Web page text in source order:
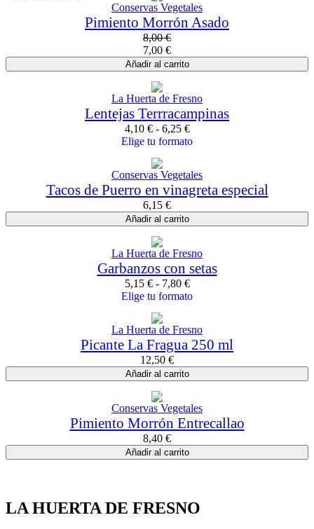
Conservas Vegetales
Pimiento Morrón Asado
8,00€
7,00 €
Añadir al carrito
La Huerta de Fresno
Lentejas Terrracampinas
4,10 €- 6,25 €
Elige tu formato
Conservas Vegetales
Tacos de Puerro en vinagreta especial
6,15 €
Añadir al carrito
La Huerta de Fresno
Garbanzos con setas
5,15 €- 7,80 €
Elige tu formato
La Huerta de Fresno
Picante La Fragua 250 ml
12,50 €
Añadir al carrito
Conservas Vegetales
Pimiento Morrón Entrecallao
8,40 €
Añadir al carrito
LA HUERTA DE FRESNO